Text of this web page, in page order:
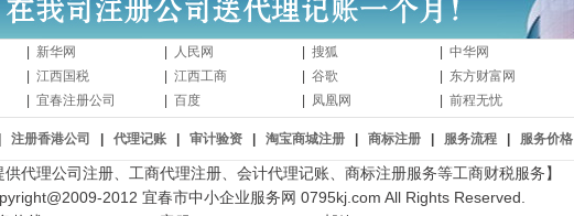
新华网 人民网 搜狐 中华网
江西国税 江西工商 谷歌 东方财富网
宜春注册公司 百度 凤凰网 前程无忧
注册香港公司 代理记账 审计验资 淘宝商城注册 商标注册 服务流程 服务价格
供代理公司注册、工商代理注册、会计代理记账、商标注册服务等工商财税服务】
2012 宜春市中小企业服务网 0795kj.com All Rights Reserved.